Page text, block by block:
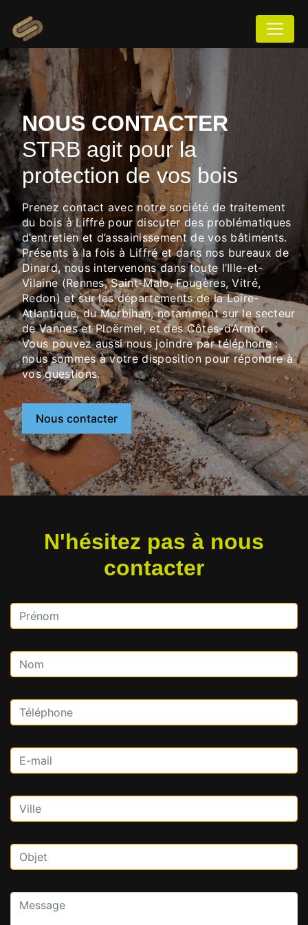
NOUS CONTACTER
STRB agit pour la
protection de vos bois
Prenez contact avec notre société de traitement
du bois à Liffré pour discuter des problématiques
d’entretien et d’assainissement de vos bâtiments.
Présents à la fois à Liffré et dans nos bureaux de
Dinard, nous intervenons dans toute l’Ille-et-
Vilaine (Rennes, Saint-Malo, Fougères, Vitré,
Redon) et sur les départements de la Loire-
Atlantique, du Morbihan, notamment sur le secteur
de Vannes et Ploërmel, et des Côtes-d’Armor.
Vous pouvez aussi nous joindre par téléphone :
nous sommes à votre disposition pour répondre à
vos questions.
Nous contacter
N'hésitez pas à nous
contacter